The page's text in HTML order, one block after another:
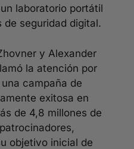
laboratorio portátil
de seguridad digital.
y Alexander
la atención por
campaña de
exitosa en
de 4,8 millones de
objetivo inicial de